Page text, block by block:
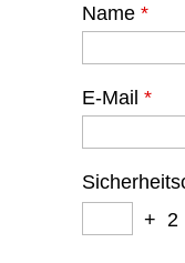
Name *
E-Mail *
+ 2